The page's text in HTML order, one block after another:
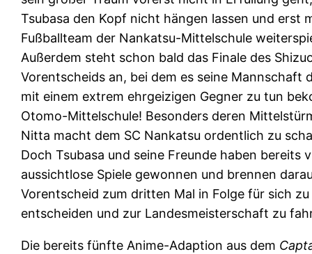
Tsubasa den Kopf nicht hängen lassen und erst
Fußballteam der Nankatsu-Mittelschule
Außerdem steht schon bald das Finale des
Vorentscheids an, bei dem es seine Mannschaft
mit einem extrem ehrgeizigen Gegner zu tun
Otomo-Mittelschule! Besonders deren
Nitta macht dem SC Nankatsu ordentlich zu
Doch Tsubasa und seine Freunde haben bereits
aussichtlose Spiele gewonnen und brennen
Vorentscheid zum dritten Mal in Folge für sich zu
entscheiden und zur Landesmeisterschaft zu
Die bereits fünfte Anime-Adaption aus dem